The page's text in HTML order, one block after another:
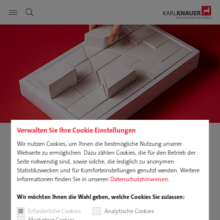
Verwalten Sie Ihre Cookie Einstellungen
Wir nutzen Cookies, um Ihnen die bestmögliche Nutzung unserer
Webseite zu ermöglichen. Dazu zählen Cookies, die für den Betrieb der
Seite notwendig sind, sowie solche, die lediglich zu anonymen
Statistikzwecken und für Komforteinstellungen genutzt werden. Weitere
Informationen finden Sie in unseren Datenschutzhinweisen.
Wir möchten Ihnen die Wahl geben, welche Cookies Sie zulassen:
Erforderliche Cookies
Analytische Cookies
Seitennavigation anzeigen
suchen
Produkte
Service
Nachhaltigkeit
Karriere
Unternehmen
Downloads
Adventskalender Adventskalender für Ihre Marke
Gemeinsam zum perfekten
Adventskalender
Ein Adventskalender ist nicht einfach nur ein Präsent –er ist ein
Markenmoment.
Und genau deshalb entwickeln wir ihn
mit Ihnen– Schritt für Schritt, persönlich, effizient und ideenreich.